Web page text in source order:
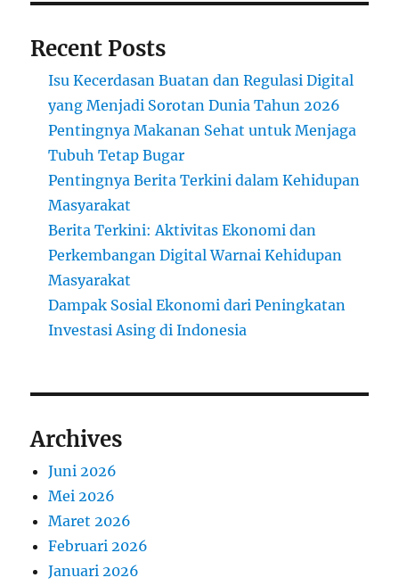
Recent Posts
Isu Kecerdasan Buatan dan Regulasi Digital
yang Menjadi Sorotan Dunia Tahun 2026
Pentingnya Makanan Sehat untuk Menjaga
Tubuh Tetap Bugar
Pentingnya Berita Terkini dalam Kehidupan
Masyarakat
Berita Terkini: Aktivitas Ekonomi dan
Perkembangan Digital Warnai Kehidupan
Masyarakat
Dampak Sosial Ekonomi dari Peningkatan
Investasi Asing di Indonesia
Archives
Juni 2026
Mei 2026
Maret 2026
Februari 2026
Januari 2026